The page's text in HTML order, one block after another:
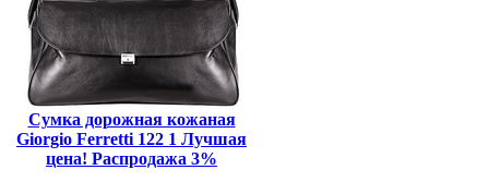
Сумка дорожная кожаная
Giorgio Ferretti 122 1 Лучшая
цена! Распродажа 3%